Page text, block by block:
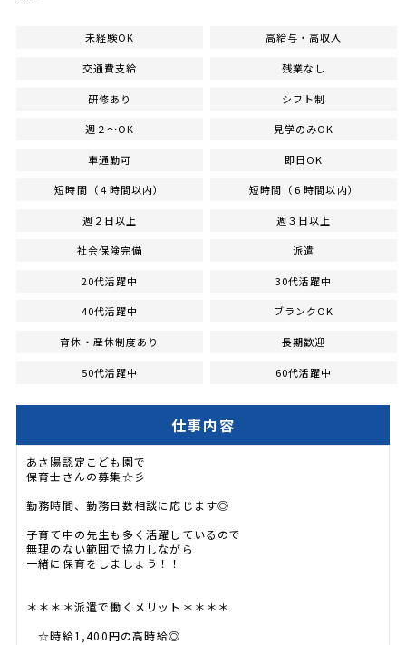
未経験OK 高給与・高収入
交通費支給 残業なし
研修あり シフト制
週２～OK 見学のみOK
車通勤可 即日OK
短時間（４時間以内） 短時間（６時間以内）
週２日以上 週３日以上
社会保険完備 派遣
20代活躍中 30代活躍中
40代活躍中 ブランクOK
育休・産休制度あり 長期歓迎
50代活躍中 60代活躍中
仕事内容
あさ陽認定こども園で
保育士さんの募集☆彡
勤務時間、勤務日数相談に応じます◎
子育て中の先生も多く活躍しているので
無理のない範囲で協力しながら
一緒に保育をしましょう！！
＊＊＊＊派遣で働くメリット＊＊＊＊
☆時給1,400円の高時給◎